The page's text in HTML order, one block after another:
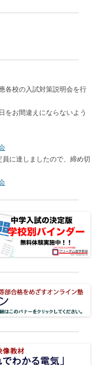
各校の入試対策説明会を行
をお間違えにならないよう
に達しましたので、締め切